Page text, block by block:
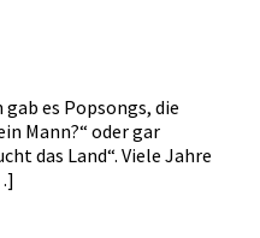
es Popsongs, die
Mann?“ oder gar
das Land“. Viele Jahre